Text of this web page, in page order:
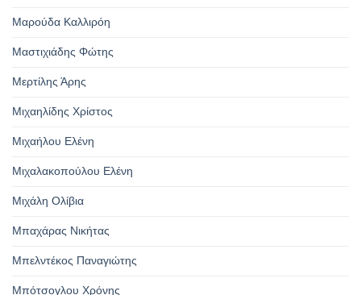
Μαρούδα Καλλιρόη
Μαστιχιάδης Φώτης
Μερτίλης Άρης
Μιχαηλίδης Χρίστος
Μιχαήλου Ελένη
Μιχαλακοπούλου Ελένη
Μιχάλη Ολίβια
Μπαχάρας Νικήτας
Μπελντέκος Παναγιώτης
Μπότσογλου Χρόνης